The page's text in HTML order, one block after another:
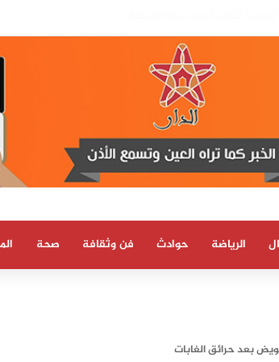
الرياضة حوادث فن وثقافة صحة